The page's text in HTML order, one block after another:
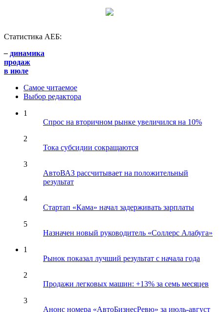
Статистика АЕБ:
– динамика
продаж
в июле
Самое читаемое
Выбор редактора
1
Спрос на вторичном рынке увеличился на 10%
2
Тока субсидии сокращаются
3
АвтоВАЗ рассчитывает на положительный
результат
4
Стартап «Кама» начал задерживать зарплаты
5
Назначен новый руководитель «Соллерс Алабуга»
1
Рынок показал лучший результат с начала года
2
Продажи легковых машин: +13% за семь месяцев
3
Анонс номера «АвтоБизнесРевю» за июль-август